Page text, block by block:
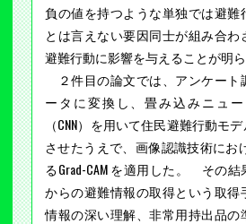
負の値を持つような単独では避難
とは言えない要因同士が組み合わ
避難行動に影響を与えることが明ら
２件目の論文では、アンケート
ータに変換し、畳み込みニュ
（CNN）を用いて住民避難行動モ
させたうえで、画像認識技術にお
るGrad-CAM を適用した。 その
からの避難情報の取得という取得
情報の深い理解、非常用持出品の